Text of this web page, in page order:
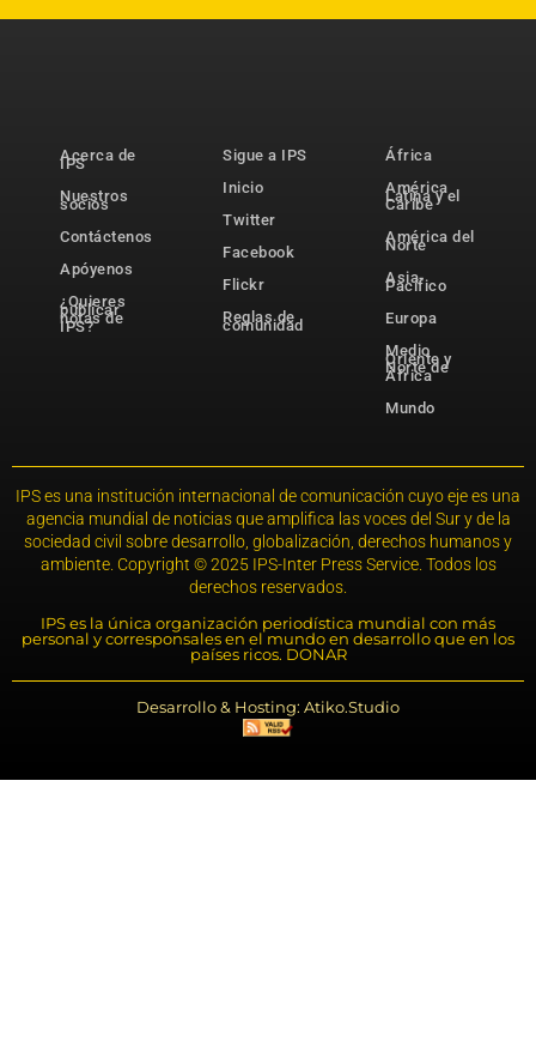
Acerca de
IPS
Nuestros
socios
Contáctenos
Apóyenos
¿Quieres
publicar
notas de
IPS?
Sigue a IPS
Inicio
Twitter
Facebook
Flickr
Reglas de
comunidad
África
América
Latina y el
Caribe
América del
Norte
Asia-
Pacífico
Europa
Medio
Oriente y
Norte de
África
Mundo
IPS es una institución internacional de comunicación cuyo eje es una
agencia mundial de noticias que amplifica las voces del Sur y de la
sociedad civil sobre desarrollo, globalización, derechos humanos y
ambiente. Copyright © 2025 IPS-Inter Press Service. Todos los
derechos reservados.
IPS es la única organización periodística mundial con más
personal y corresponsales en el mundo en desarrollo que en los
países ricos. DONAR
Desarrollo & Hosting: Atiko.Studio